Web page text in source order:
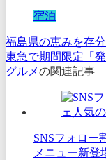
宿泊
福島県の恵みを存
東急で期間限定「
グルメの関連記事
SNSフォロー
メニュー新登